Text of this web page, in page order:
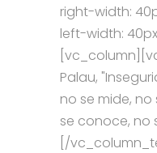
right-width:
left-width:
Palau,
no se mide,
se conoce, no
[/